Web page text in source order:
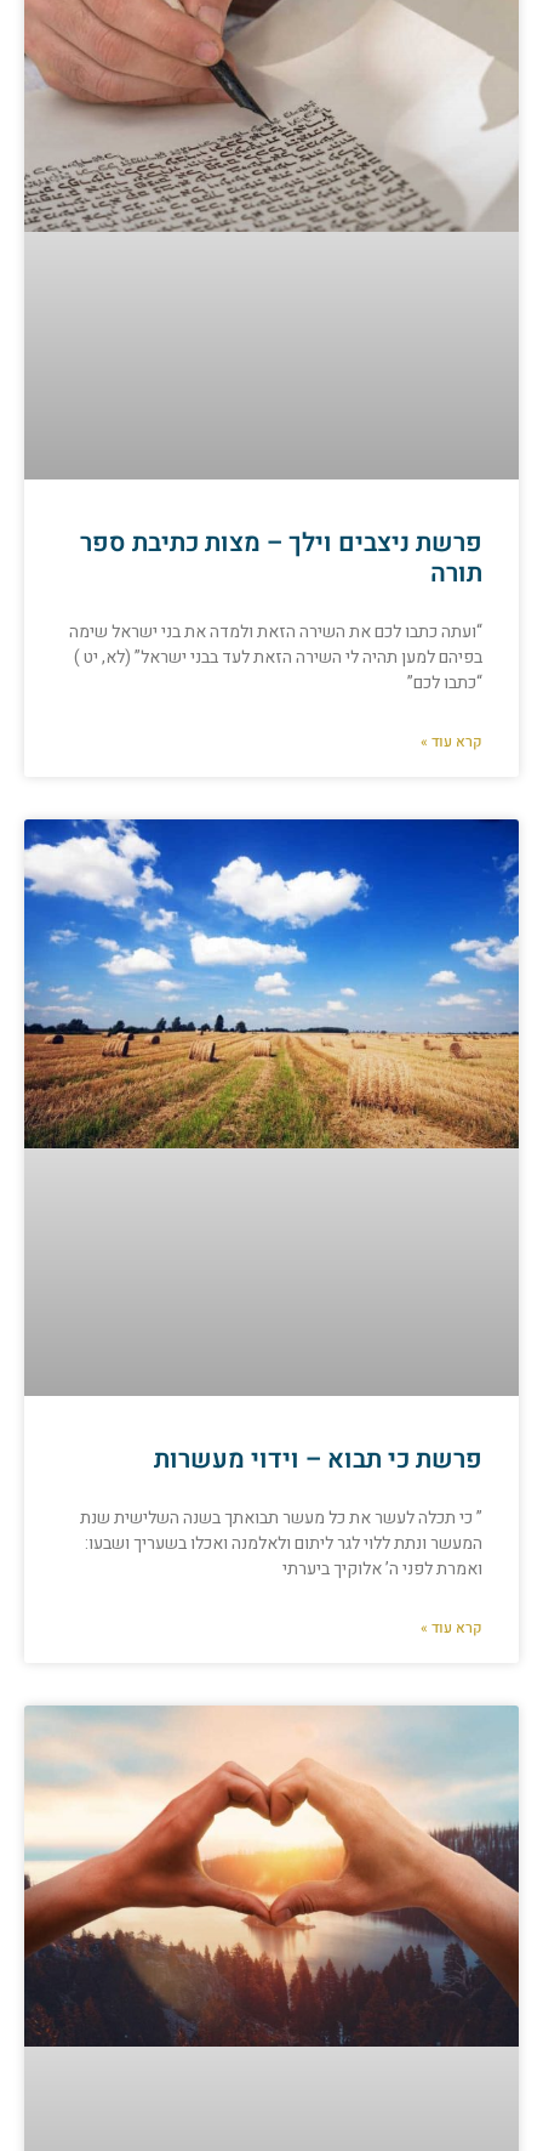
פרשת ניצבים וילך – מצות כתיבת ספר
תורה
“ועתה כתבו לכם את השירה הזאת ולמדה את בני ישראל שימה
בפיהם למען תהיה לי השירה הזאת לעד בבני ישראל” (לא, יט )
“כתבו לכם”
קרא עוד »
פרשת כי תבוא – וידוי מעשרות
” כי תכלה לעשר את כל מעשר תבואתך בשנה השלישית שנת
המעשר ונתת ללוי לגר ליתום ולאלמנה ואכלו בשעריך ושבעו:
ואמרת לפני ה’ אלוקיך ביערתי
קרא עוד »